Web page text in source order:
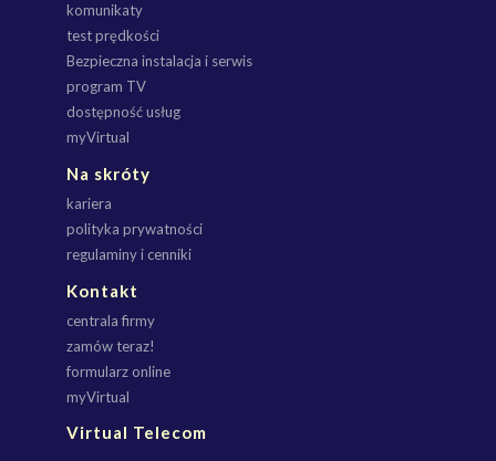
komunikaty
test prędkości
Bezpieczna instalacja i serwis
program TV
dostępność usług
myVirtual
Na skróty
kariera
polityka prywatności
regulaminy i cenniki
Kontakt
centrala firmy
zamów teraz!
formularz online
myVirtual
Virtual Telecom